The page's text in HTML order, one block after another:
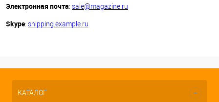
Электронная почта: sale@magazine.ru
Skype: shipping.example.ru
КАТАЛОГ